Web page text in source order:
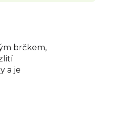
brčkem,
a je